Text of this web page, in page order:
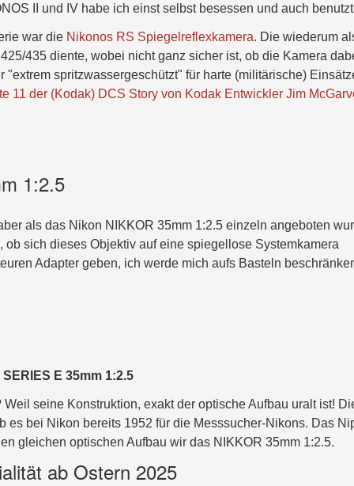
II und IV habe ich einst selbst besessen und auch
war die Nikonos RS Spiegelreflexkamera. Die wiederum
435 diente, wobei nicht ganz sicher ist, ob die Kamera
spritzwassergeschützt" für harte (militärische)
11 der (Kodak) DCS Story von Kodak Entwickler Jim
1:2.5
als das Nikon NIKKOR 35mm 1:2.5 einzeln angeboten
sich dieses Objektiv auf eine spiegellose Systemkamera
Adapter geben, ich werde mich aufs Basteln
E 35mm 1:2.5
seine Konstruktion, exakt der optische Aufbau uralt ist!
es bei Nikon bereits 1952 für die Messsucher-Nikons. Das
gleichen optischen Aufbau wir das NIKKOR 35mm 1:2.5.
ab Ostern 2025